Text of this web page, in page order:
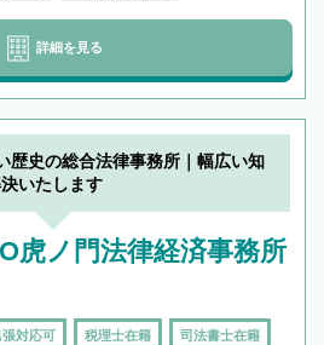
詳細を見る
歴史の総合法律事務所｜幅広い知
いたします
虎ノ門法律経済事務所
対応可 税理士在籍 司法書士在籍